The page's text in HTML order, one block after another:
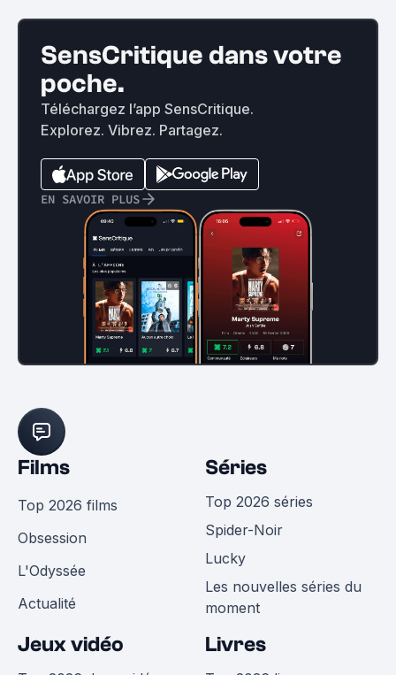
SensCritique dans votre
poche.
Téléchargez l’app SensCritique.
Explorez. Vibrez. Partagez.
EN SAVOIR PLUS
Films
Top 2026 films
Obsession
L'Odyssée
Actualité
Séries
Top 2026 séries
Spider-Noir
Lucky
Les nouvelles séries du
moment
Jeux vidéo Livres